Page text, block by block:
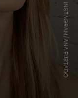
INSTAGRAM/ANA FURTADO